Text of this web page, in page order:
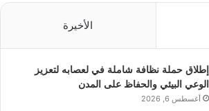
الأخيرة
إطلاق حملة نظافة شاملة في لعصابه لتعزيز
الوعي البيئي والحفاظ على المدن
أغسطس 6, 2026